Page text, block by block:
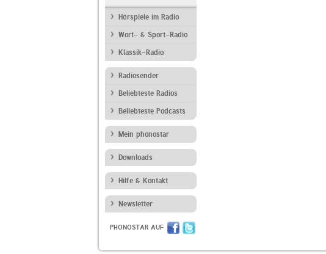
Hörspiele im Radio
Wort- & Sport-Radio
Klassik-Radio
Radiosender
Beliebteste Radios
Beliebteste Podcasts
Mein phonostar
Downloads
Hilfe & Kontakt
Newsletter
PHONOSTAR AUF